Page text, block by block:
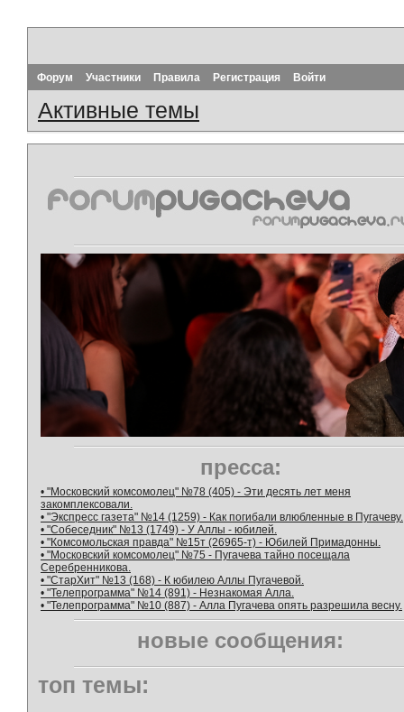
Форум Участники Правила Регистрация Войти
Активные темы
пресса:
• "Московский комсомолец" №78 (405) - Эти десять лет меня
закомплексовали.
• "Экспресс газета" №14 (1259) - Как погибали влюбленные в Пугачеву.
• "Собеседник" №13 (1749) - У Аллы - юбилей.
• "Комсомольская правда" №15т (26965-т) - Юбилей Примадонны.
• "Московский комсомолец" №75 - Пугачева тайно посещала
Серебренникова.
• "СтарХит" №13 (168) - К юбилею Аллы Пугачевой.
• "Телепрограмма" №14 (891) - Незнакомая Алла.
• "Телепрограмма" №10 (887) - Алла Пугачева опять разрешила весну.
новые сообщения:
топ темы: